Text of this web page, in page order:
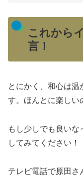
これから
言！
とにかく、和心は
す。ほんとに楽しい
もし少しでも良い
してみてください！
テレビ電話で原田さ